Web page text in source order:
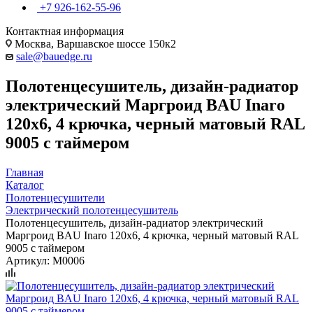
+7 926-162-55-96
Контактная информация
Москва, Варшавское шоссе 150к2
sale@bauedge.ru
Полотенцесушитель, дизайн-радиатор
электрический Маргроид BAU Inaro
120х6, 4 крючка, черный матовый RAL
9005 с таймером
Главная
Каталог
Полотенцесушители
Электрический полотенцесушитель
Полотенцесушитель, дизайн-радиатор электрический
Маргроид BAU Inaro 120х6, 4 крючка, черный матовый RAL
9005 с таймером
Артикул: M0006